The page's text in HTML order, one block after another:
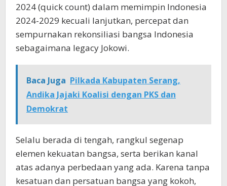
2024 (quick count) dalam memimpin Indonesia
2024-2029 kecuali lanjutkan, percepat dan
sempurnakan rekonsiliasi bangsa Indonesia
sebagaimana legacy Jokowi.
Baca Juga Pilkada Kabupaten Serang,
Andika Jajaki Koalisi dengan PKS dan
Demokrat
Selalu berada di tengah, rangkul segenap
elemen kekuatan bangsa, serta berikan kanal
atas adanya perbedaan yang ada. Karena tanpa
kesatuan dan persatuan bangsa yang kokoh,